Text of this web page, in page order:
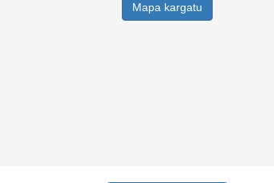
Mapa kargatu